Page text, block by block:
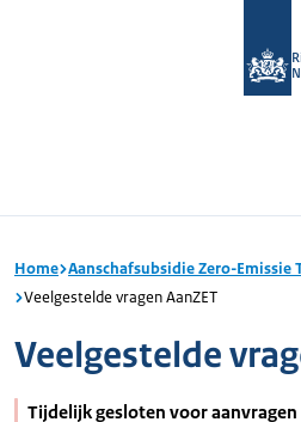
Home Aanschafsubsidie Zero-Emissie
Veelgestelde vragen AanZET
Veelgestelde
Tijdelijk gesloten voor aanvragen